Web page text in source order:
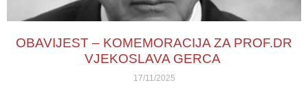
OBAVIJEST – KOMEMORACIJA ZA PROF.DR
VJEKOSLAVA GERCA
17/11/2025